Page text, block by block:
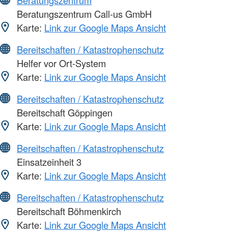
Beratungszentrum Call-us GmbH
Karte: Link zur Google Maps Ansicht
Bereitschaften / Katastrophenschutz
Helfer vor Ort-System
Karte: Link zur Google Maps Ansicht
Bereitschaften / Katastrophenschutz
Bereitschaft Göppingen
Karte: Link zur Google Maps Ansicht
Bereitschaften / Katastrophenschutz
Einsatzeinheit 3
Karte: Link zur Google Maps Ansicht
Bereitschaften / Katastrophenschutz
Bereitschaft Böhmenkirch
Karte: Link zur Google Maps Ansicht